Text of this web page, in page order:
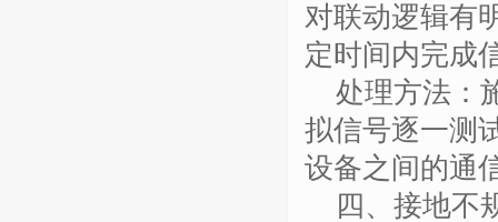
对联动逻辑有
定时间内完成
处理方法：
拟信号逐一测
设备之间的通
四、接地不